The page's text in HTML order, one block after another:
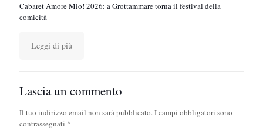
Cabaret Amore Mio! 2026: a Grottammare torna il festival della
comicità
Leggi di più
Lascia un commento
Il tuo indirizzo email non sarà pubblicato.I campi obbligatori sono
contrassegnati *